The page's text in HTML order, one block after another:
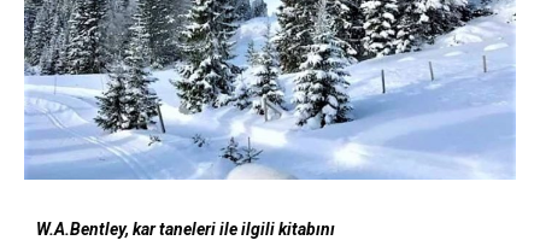
W.A.Bentley, kar taneleri ile ilgili kitabını